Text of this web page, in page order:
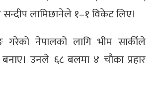
लामिछानेले १–१ विकेट लिए।
गरेको नेपालको लागि भीम सार्कीले
उनले ६८ बलमा ४ चौका प्रहार